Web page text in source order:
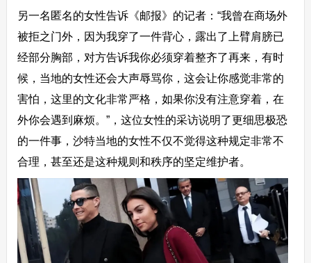
另一名匿名的女性告诉《邮报》的记者：“我曾在商场外
被拒之门外，因为我穿了一件背心，露出了上臂肩膀已
经部分胸部，对方告诉我你必须穿着整齐了再来，有时
候，当地的女性还会大声辱骂你，这会让你感觉非常的
害怕，这里的文化非常严格，如果你没有注意穿着，在
外你会遇到麻烦。”，这位女性的采访说明了更细思极恐
的一件事，沙特当地的女性不仅不觉得这种规定非常不
合理，甚至还是这种规则和秩序的坚定维护者。